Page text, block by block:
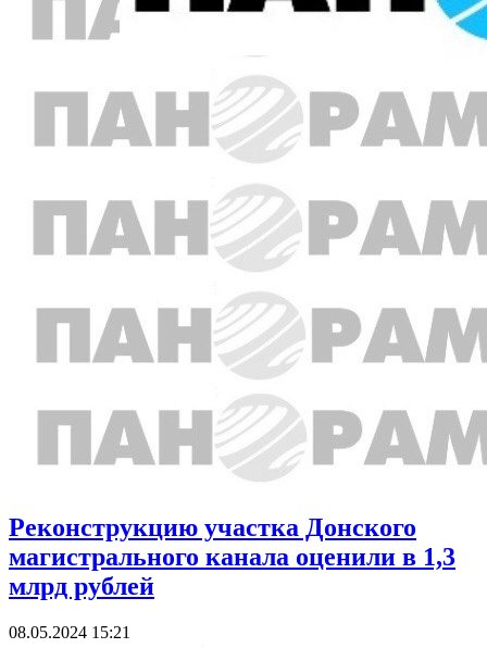
Реконструкцию участка Донского
магистрального канала оценили в 1,3
млрд рублей
08.05.2024 15:21